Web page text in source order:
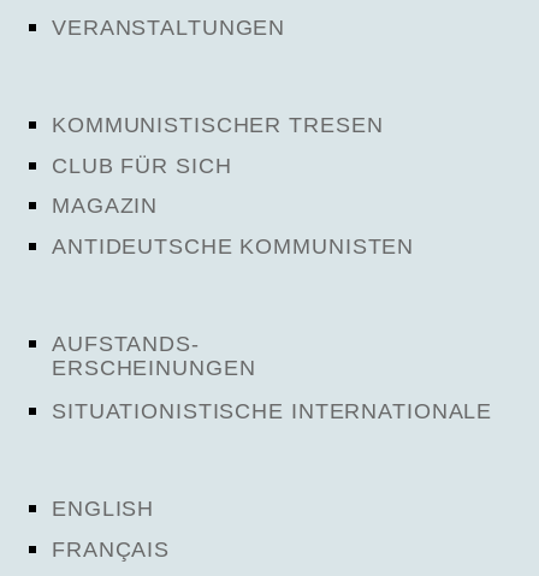
VERANSTALTUNGEN
KOMMUNISTISCHER TRESEN
CLUB FÜR SICH
MAGAZIN
ANTIDEUTSCHE KOMMUNISTEN
AUFSTANDS-
ERSCHEINUNGEN
SITUATIONISTISCHE INTERNATIONALE
ENGLISH
FRANÇAIS